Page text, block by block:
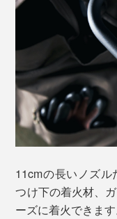
11cmの長いノズ
つけ下の着火材、
ーズに着火できます